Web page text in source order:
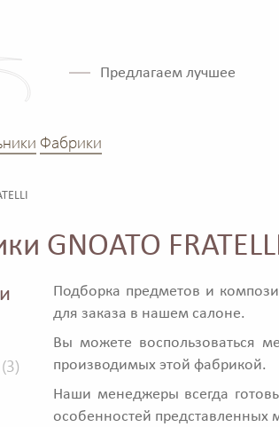
Предлагаем лучшее
Фабрики
GNOATO
(3)
Подборка предметов и
для заказа в нашем салоне.
Вы можете воспользоваться
производимых этой фабрикой.
Наши менеджеры всегда
особенностей представленных